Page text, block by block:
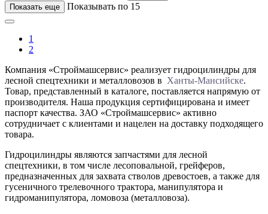
Показать еще
Показывать по 15
1
2
Компания «Строймашсервис» реализует гидроцилиндры для
лесной спецтехники и металловозов в Ханты-Мансийске.
Товар, представленный в каталоге, поставляется напрямую от
производителя. Наша продукция сертифицирована и имеет
паспорт качества. ЗАО «Строймашсервис» активно
сотрудничает с клиентами и нацелен на доставку подходящего
товара.
Гидроцилиндры являются запчастями для лесной
спецтехники, в том числе лесоповальной, грейферов,
предназначенных для захвата стволов древостоев, а также для
гусеничного трелевочного трактора, манипулятора и
гидроманипулятора, ломовоза (металловоза).